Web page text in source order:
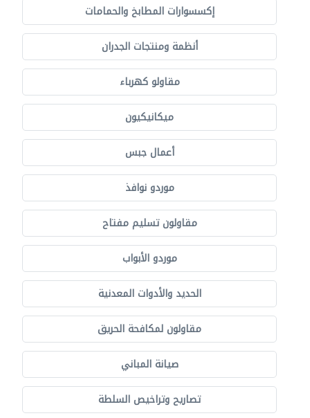
إكسسوارات المطابخ والحمامات
أنظمة ومنتجات الجدران
مقاولو كهرباء
ميكانيكيون
أعمال جبس
موردو نوافذ
مقاولون تسليم مفتاح
موردو الأبواب
الحديد والأدوات المعدنية
مقاولون لمكافحة الحريق
صيانة المباني
تصاريح وتراخيص السلطة